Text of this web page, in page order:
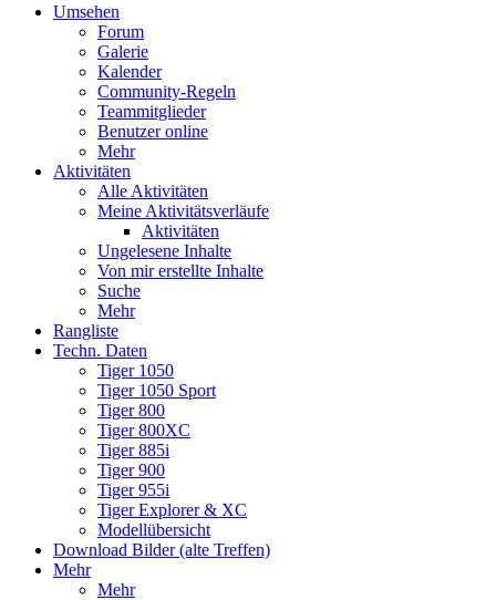
Umsehen
Forum
Galerie
Kalender
Community-Regeln
Teammitglieder
Benutzer online
Mehr
Aktivitäten
Alle Aktivitäten
Meine Aktivitätsverläufe
Aktivitäten
Ungelesene Inhalte
Von mir erstellte Inhalte
Suche
Mehr
Rangliste
Techn. Daten
Tiger 1050
Tiger 1050 Sport
Tiger 800
Tiger 800XC
Tiger 885i
Tiger 900
Tiger 955i
Tiger Explorer & XC
Modellübersicht
Download Bilder (alte Treffen)
Mehr
Mehr